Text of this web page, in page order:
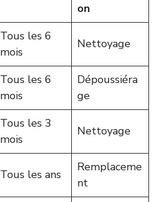
on
Tous les 6
mois
Nettoyage
Tous les 6
mois
Dépoussiéra
ge
Tous les 3
mois
Nettoyage
Tous les ans
Remplaceme
nt